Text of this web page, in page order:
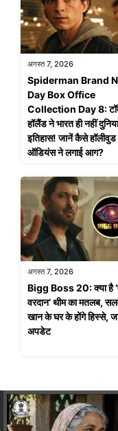
अगस्त 7, 2026
Spiderman Brand
Day Box Office
Collection Day 8:
हॉलैंड ने भारत ही नहीं
इतिहास! जानें कैसे हॉलीवुड
ऑडियंस ने लगाई आग?
अगस्त 7, 2026
Bigg Boss 20: क्या है
वरदान’ थीम का मतलब,
खान के घर के होंगे हिस्से,
अपडेट